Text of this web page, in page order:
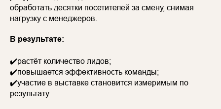
обработать десятки посетителей за смену, снимая
нагрузку с менеджеров.
В результате:
✔️растёт количество лидов;
✔️повышается эффективность команды;
✔️участие в выставке становится измеримым по
результату.